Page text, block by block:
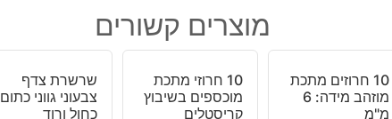
עגילים
ברונזה
מוצרים קשורים
10 חרוזים מתכת
מוזהב מידה: 6
מ"מ
10 חרוזי מתכת
מוכספים בשיבוץ
קריסטלים
שרשרת צדף
צבעוני גווני כתום
כחול ורוד